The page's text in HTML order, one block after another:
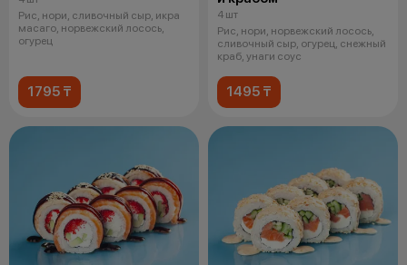
Рис, нори, сливочный сыр, икра
масаго, норвежский лосось,
огурец
1795 ₸
4 шт
Рис, нори, норвежский лосось,
сливочный сыр, огурец, снежный
краб, унаги соус
1495 ₸